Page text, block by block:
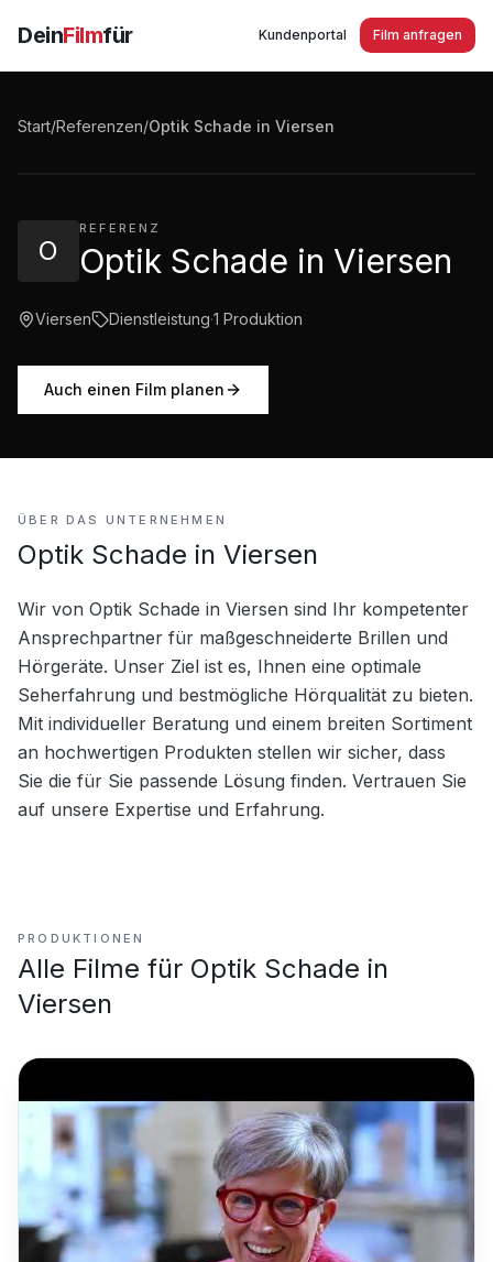
DeinFilmfür Kundenportal Film anfragen
Start/Referenzen/Optik Schade in Viersen
O
REFERENZ
Optik Schade in Viersen
Viersen Dienstleistung·1 Produktion
Auch einen Film planen
Hörgeräte und beste Beratung
ÜBER DAS UNTERNEHMEN
Optik Schade in Viersen
Wir von Optik Schade in Viersen sind Ihr kompetenter
Ansprechpartner für maßgeschneiderte Brillen und
Hörgeräte. Unser Ziel ist es, Ihnen eine optimale
Seherfahrung und bestmögliche Hörqualität zu bieten.
Mit individueller Beratung und einem breiten Sortiment
an hochwertigen Produkten stellen wir sicher, dass
Sie die für Sie passende Lösung finden. Vertrauen Sie
auf unsere Expertise und Erfahrung.
PRODUKTIONEN
Alle Filme für Optik Schade in
Viersen